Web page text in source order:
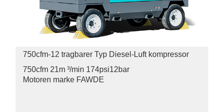
750cfm-12 tragbarer Typ Diesel-Luft kompressor
750cfm 21m ³/min 174psi12bar
Motoren marke FAWDE